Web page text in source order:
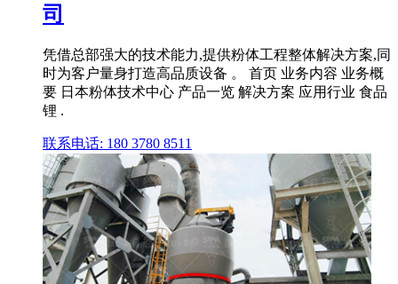
司
凭借总部强大的技术能力,提供粉体工程整体解决方案,同
时为客户量身打造高品质设备 。 首页 业务内容 业务概
要 日本粉体技术中心 产品一览 解决方案 应用行业 食品
锂 .
联系电话: 180 3780 8511